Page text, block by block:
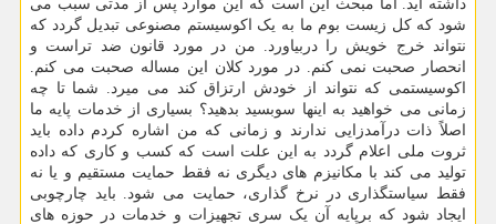
داشته اید. اما مبحث این است که این موارد پس از مدتی سبب می
شود که کل زیست بوم ما به یک اکوسیستم مصنوعی تبدیل گردد که
نتواند خرج خویش را دربیاورد. من در مورد قانون ضد تراست و
انحصار صحبت نمی کنم. در مورد کلان این مساله صحبت می کنم.
اکوسیستمی که نتواند از خودش ارتزاق کند می میرد. شما تا چه
زمانی می خواهید به اینها سوبسید بدهید؟ بسیاری از خدمات پایه ما
اصلاً ذات درآمدزایی ندارند و زمانی که من اشاره کردم داده باید
ثروت ملی اعلام گردد به این علت است که کسب و کاری که داده
تولید می کند با مکانیزم های دیگری نه فقط حمایت مستقیم و یا نه
فقط سیاستگذاری در نرخ گذاری، حمایت می شود. باید چارچوبی
ایجاد شود که برپایه آن یک سری تجهیزات و خدمات در حوزه های